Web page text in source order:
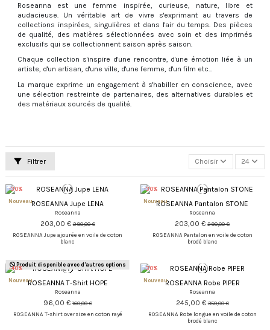
Roseanna est une femme inspirée, curieuse, nature, libre et
audacieuse. Un véritable art de vivre s'exprimant au travers de
collections inspirées, singulières et dans l'air du temps. Des pièces
de qualité, des matières sélectionnées avec soin et des imprimés
exclusifs qui se collectionnent saison après saison.
Chaque collection s'inspire d'une rencontre, d'une émotion liée à un
artiste, d'un artisan, d'une ville, d'une femme, d'un film etc...
La marque exprime un engagement à s'habiller en conscience, avec
une sélection restreinte de partenaires, des alternatives durables et
des matériaux sourcés de qualité.
Filtrer Choisir 24
-30%
NouveauROSEANNA Jupe LENA
Roseanna
203,00 €290,00 €
ROSEANNA Jupe ajourée en voile de coton
blanc
-30%
NouveauROSEANNA Pantalon STONE
Roseanna
203,00 €290,00 €
ROSEANNA Pantalon en voile de coton
brodé blanc
-40%
Nouveau
Produit disponible avec d'autres options
ROSEANNA T-Shirt HOPE
Roseanna
96,00 €160,00 €
ROSEANNA T-shirt oversize en coton rayé
-30%
NouveauROSEANNA Robe PIPER
Roseanna
245,00 €350,00 €
ROSEANNA Robe longue en voile de coton
brodé blanc